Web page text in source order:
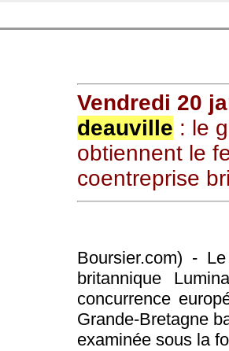
Vendredi 20
deauville : le
obtiennent le
coentreprise
Boursier.com) -
britannique
concurrence
Grande-Bretagne
examinée sous la